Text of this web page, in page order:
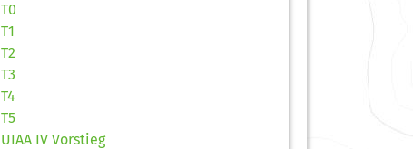
T0
T1
T2
T3
T4
T5
UIAA IV Vorstieg